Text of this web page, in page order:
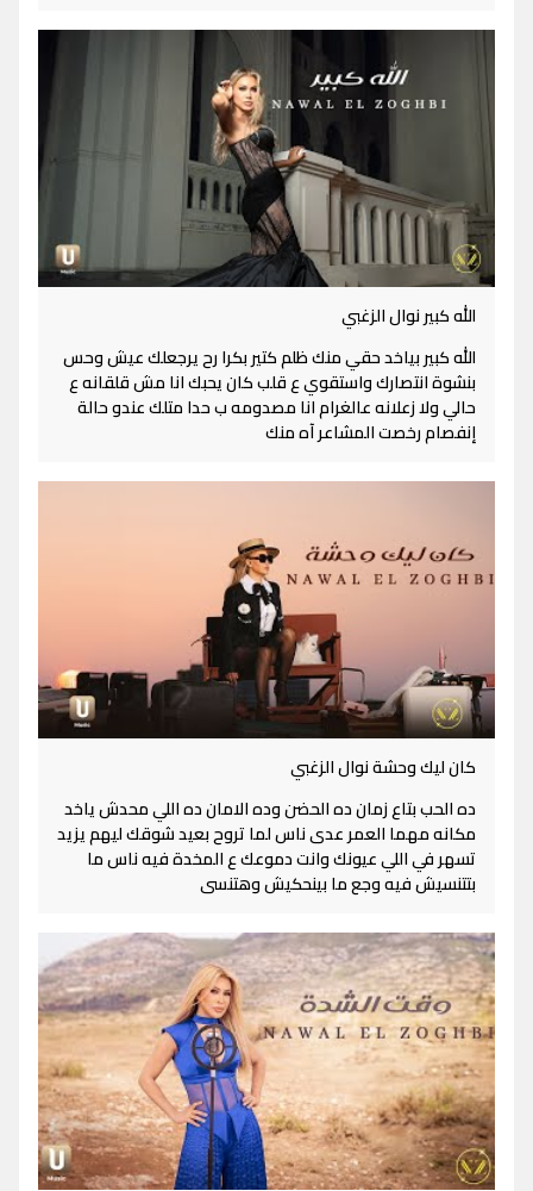
الله كبير نوال الزغبي
الله كبير بياخد حقي منك ظلم كتير بكرا رح يرجعلك عيش وحس
بنشوة انتصارك واستقوي ع قلب كان يحبك انا مش قلقانه ع
حالي ولا زعلانه عالغرام انا مصدومه ب حدا متلك عندو حالة
إنفصام رخصت المشاعر آه منك
كان ليك وحشة نوال الزغبي
ده الحب بتاع زمان ده الحضن وده الامان ده اللي محدش ياخد
مكانه مهما العمر عدى ناس لما تروح بعيد شوقك ليهم يزيد
تسهر في اللي عيونك وانت دموعك ع المخدة فيه ناس ما
بتتنسيش فيه وجع ما بينحكيش وهتنسى